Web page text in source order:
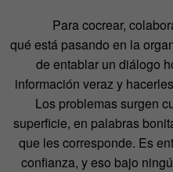
Para cocrear,
qué está pasando en la
de entablar un diálogo
información veraz y
Los problemas surgen
superficie, en palabras
que les corresponde. Es
confianza, y eso bajo